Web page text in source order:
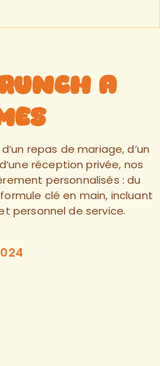
a
repas de mariage, d’un
réception privée, nos
personnalisés : du
clé en main, incluant
personnel de service.